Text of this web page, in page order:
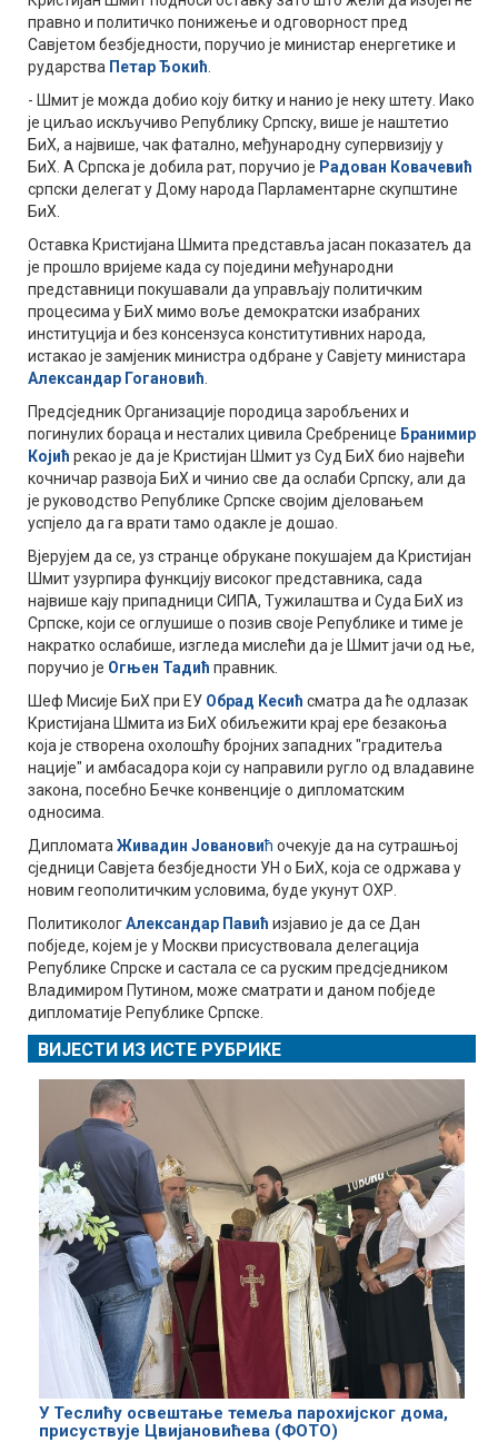
правно и политичко понижење и одговорност пред
Савјетом безбједности, поручио је министар енергетике и
рударства Петар Ђокић
- Шмит је можда добио коју битку и нанио је неку штету. Иако
је циљао искључиво Републику Српску, више је наштетио
БиХ, а највише, чак фатално, међународну супервизију у
БиХ. А Српска је добила рат, поручио је Радован Ковачевић
српски делегат у Дому народа Парламентарне скупштине
БиХ.
Оставка Кристијана Шмита представља јасан показатељ да
је прошло вријеме када су поједини међународни
представници покушавали да управљају политичким
процесима у БиХ мимо воље демократски изабраних
институција и без консензуса конститутивних народа,
истакао је замјеник министра одбране у Савјету министара
Александар Гогановић
Предсједник Организације породица заробљених и
погинулих бораца и несталих цивила Сребренице Бранимир
Којић рекао је да је Кристијан Шмит уз Суд БиХ био највећи
кочничар развоја БиХ и чинио све да ослаби Српску, али да
је руководство Републике Српске својим дјеловањем
успјело да га врати тамо одакле је дошао.
Вјерујем да се, уз странце обрукане покушајем да Кристијан
Шмит узурпира функцију високог представника, сада
највише кају припадници СИПА, Тужилаштва и Суда БиХ из
Српске, који се оглушише о позив своје Републике и тиме је
накратко ослабише, изгледа мислећи да је Шмит јачи од ње,
поручио је Огњен Тадић правник.
Шеф Мисије БиХ при ЕУ Обрад Кесић сматра да ће одлазак
Кристијана Шмита из БиХ обиљежити крај ере безакоња
која је створена охолошћу бројних западних "градитеља
нације" и амбасадора који су направили ругло од владавине
закона, посебно Бечке конвенције о дипломатским
односима.
Дипломата Живадин Јовановић очекује да на сутрашњој
сједници Савјета безбједности УН о БиХ, која се одржава у
новим геополитичким условима, буде укунут ОХР.
ПолитикологАлександар Павић изјавио је да се Дан
побједе, којем је у Москви присуствовала делегација
Републике Спрске и састала се са руским предсједником
Владимиром Путином, може сматрати и даном побједе
дипломатије Републике Српске.
ВИЈЕСТИ ИЗ ИСТЕ РУБРИКЕ
У Теслићу освештање темеља парохијског дома,
присуствује Цвијановићева (ФОТО)